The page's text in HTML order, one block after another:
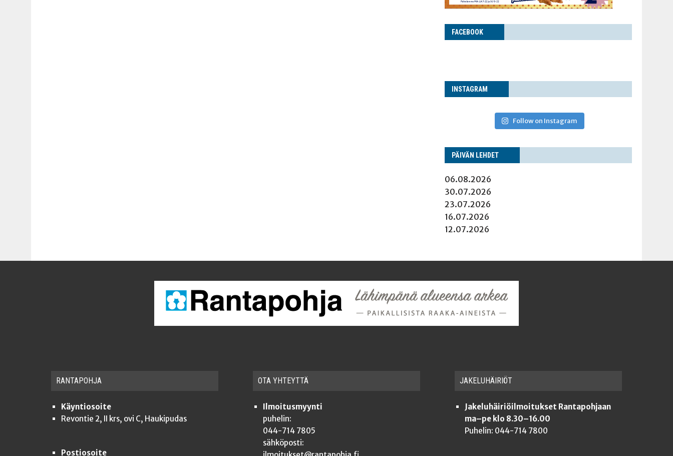
FACE­BOOK
INS­TA­GRAM
Follow on Instagram
PÄI­VÄN LEHDET
06.08.2026
30.07.2026
23.07.2026
16.07.2026
12.07.2026
RAN­TA­POH­JA
Käyntiosoite
Revontie 2, II krs, ovi C, Haukipudas
Postiosoite
OTA YHTEYT­TÄ
Ilmoitusmyynti
puhelin:
044-714 7805
sähköposti:
JAKE­LU­HÄI­RIÖT
Jakeluhäiriöilmoitukset Rantapohjaan
ma–pe klo 8.30–16.00
Puhelin: 044-714 7800